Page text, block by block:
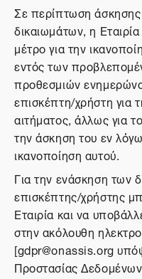
Σε περίπτωση
δικαιωμάτων, η
μέτρο για την
εντός των
προθεσμιών
επισκέπτη/χρήστη για
αιτήματος, άλλως για
την άσκηση του εν
ικανοποίηση αυτού.
Για την ενάσκηση των
επισκέπτης/χρήστης
Εταιρία και να
στην ακόλουθη
[gdpr@onassis.org
Προστασίας